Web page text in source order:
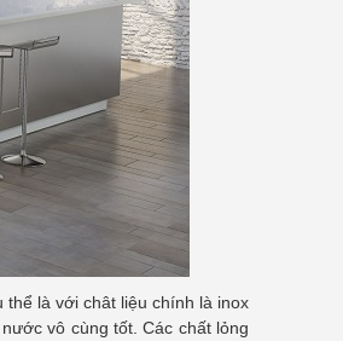
là với chât liệu chính là inox
vô cùng tốt. Các chất lỏng